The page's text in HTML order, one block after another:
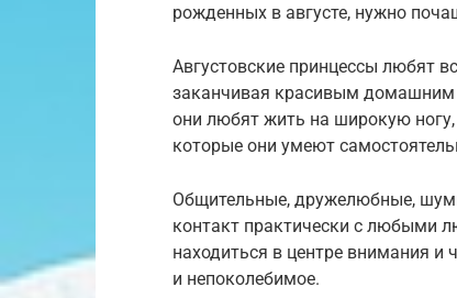
рожденных в августе, нужно
Августовские принцессы любят
заканчивая красивым домашним
они любят жить на широкую
которые они умеют
Общительные, дружелюбные,
контакт практически с любыми
находиться в центре внимания и
и непоколебимое.